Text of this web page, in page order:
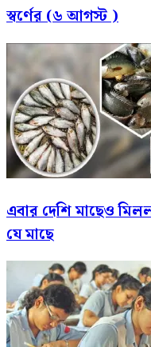
স্বর্ণের (৬ আগস্ট )
এবার দেশি মাছেও
যে মাছে